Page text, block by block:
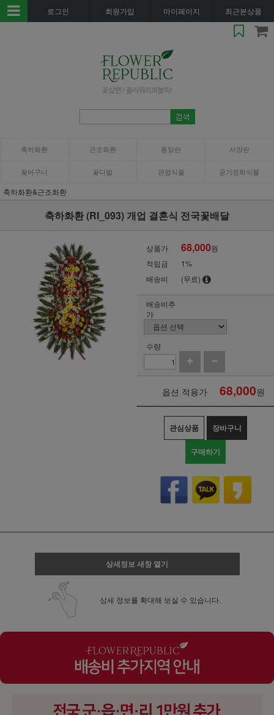
로그인 회원가입 마이페이지 최근본상품
축하화환 근조화환 동양란 서양란
꽃바구니 꽃다발 관엽식물 공기정화식물
축하화환&근조화환
축하화환 (RI_093) 개업 결혼식 전국꽃배달
상품가 68,000원
적립금
1%
배송비
(무료)
배송비추
가
수량
옵션 적용가 68,000원
관심상품 장바구니
구매하기
상세정보 새창 열기
상세 정보를 확대해 보실 수 있습니다.